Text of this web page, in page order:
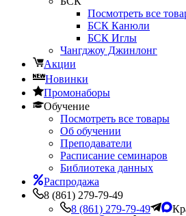
Посмотреть все
БСК Канюли
БСК Иглы
Чангджоу Джинлонг
Акции
Новинки
Промонаборы
Обучение
Посмотреть все товары
Об обучении
Преподаватели
Расписание семинаров
Библиотека данных
Распродажа
8 (861) 279-79-49
8 (861) 279-79-49